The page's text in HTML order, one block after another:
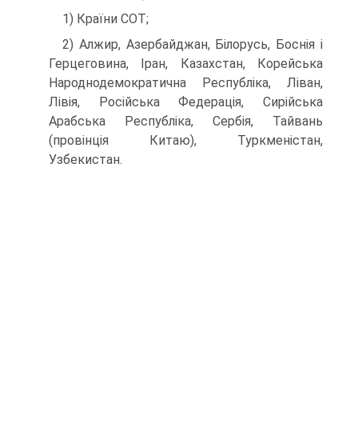
1) Країни СОТ;
2) Алжир, Азербайджан, Білорусь, Боснія і
Герцеговина, Іран, Казахстан, Корейська
Народно­демократична Республіка, Ліван,
Лівія, Російська Федерація, Сирійська
Арабська Республіка, Сербія, Тайвань
(провінція Китаю), Туркменістан,
Узбекистан.